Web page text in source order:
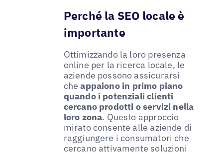
Perché la SEO locale è
importante
Ottimizzando la loro presenza
online per la ricerca locale, le
aziende possono assicurarsi
cheappaiono in primo piano
quando i potenziali clienti
cercano prodotti o servizi nella
loro zona. Questo approccio
mirato consente alle aziende di
raggiungere i consumatori che
cercano attivamente soluzioni